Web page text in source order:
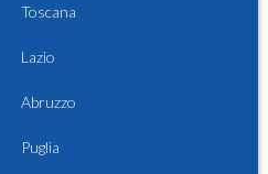
Toscana
Lazio
Abruzzo
Puglia